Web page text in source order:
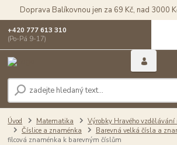
Doprava Balíkovnou jen za 69 Kč, nad 3000
+420 777 613 310
(Po-Pá 9-17)
Úvod Matematika
Výrobky Hravého vzdělávání
Číslice a znaménka
Barevná velká čísla a
filcová znaménka k barevným číslům